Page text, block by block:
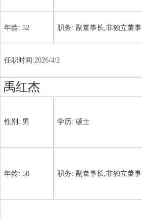
年龄: 52 职务: 副董事长,非独立董事
任职时间:2026/4/2
禹红杰
性别: 男 学历: 硕士
年龄: 58 职务: 副董事长,非独立董事